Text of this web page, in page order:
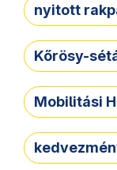
nyitott
Kőrösy-
Mobilitási